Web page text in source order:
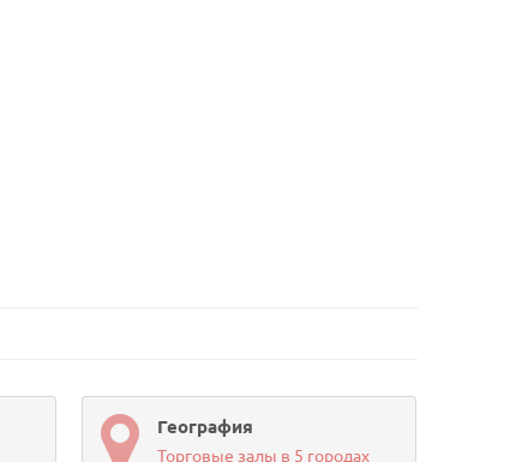
География
Торговые залы в 5 городах